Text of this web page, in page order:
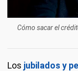
Cómo sacar el
Los jubilados y